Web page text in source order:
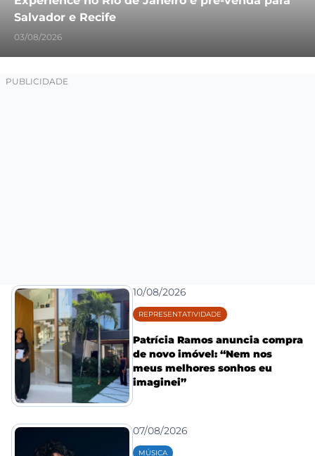
Salvador e Recife
03/08/2026
10/08/2026
REPRESENTATIVIDADE
Patrícia Ramos anuncia compra
de novo imóvel: “Nem nos
meus melhores sonhos eu
imaginei”
07/08/2026
MÚSICA